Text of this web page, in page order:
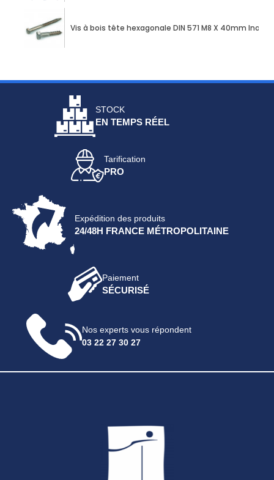
Vis à bois tête hexagonale DIN 571 M8 X 40mm Inox
STOCK
EN TEMPS RÉEL
Tarification
PRO
Expédition des produits
24/48H FRANCE MÉTROPOLITAINE
Paiement
SÉCURISÉ
Nos experts vous répondent
03 22 27 30 27